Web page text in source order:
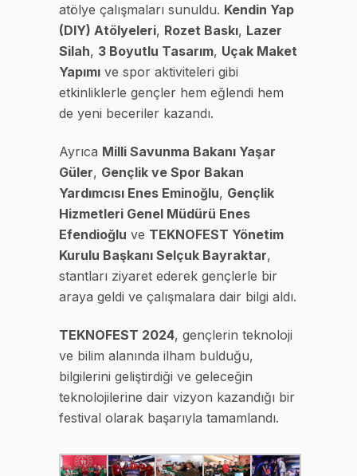
atölye çalışmaları sunuldu. Kendin Yap
(DIY) Atölyeleri, Rozet Baskı, Lazer
Silah, 3 Boyutlu Tasarım, Uçak Maket
Yapımı ve spor aktiviteleri gibi
etkinliklerle gençler hem eğlendi hem
de yeni beceriler kazandı.
Ayrıca Milli Savunma Bakanı Yaşar
Güler, Gençlik ve Spor Bakan
Yardımcısı Enes Eminoğlu, Gençlik
Hizmetleri Genel Müdürü Enes
Efendioğlu ve TEKNOFEST Yönetim
Kurulu Başkanı Selçuk Bayraktar,
stantları ziyaret ederek gençlerle bir
araya geldi ve çalışmalara dair bilgi aldı.
TEKNOFEST 2024, gençlerin teknoloji
ve bilim alanında ilham bulduğu,
bilgilerini geliştirdiği ve geleceğin
teknolojilerine dair vizyon kazandığı bir
festival olarak başarıyla tamamlandı.